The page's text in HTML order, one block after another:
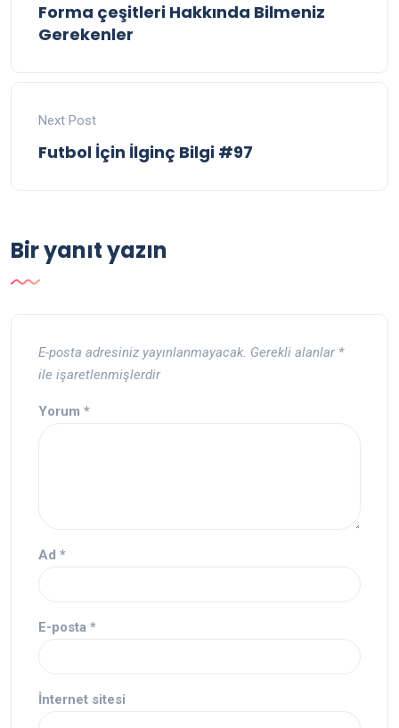
Forma çeşitleri Hakkında Bilmeniz
Gerekenler
Next Post
Futbol İçin İlginç Bilgi #97
Bir yanıt yazın
E-posta adresiniz yayınlanmayacak. Gerekli alanlar *
ile işaretlenmişlerdir
Yorum *
Ad *
E-posta *
İnternet sitesi